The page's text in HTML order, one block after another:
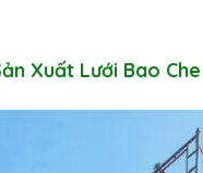
Xuất Lưới Bao